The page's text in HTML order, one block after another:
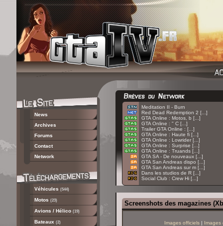
News
Archives
Forums
Contact
Network
Véhicules (544)
Motos (23)
Avions / Hélico (19)
Bateaux (2)
Meditation II - Burn
Red Dead Redemption 2 [...]
GTA Online : Motos, b [...]
GTA Online : " C [...]
Trailer GTA Online : [...]
GTA Online : Haute fi [...]
GTA Online : Lowrider [...]
GTA Online : Surprise [...]
GTA Online : Truands [...]
GTA SA - De nouveaux [...]
GTA San Andreas dispo [...]
GTA San Andreas sur m [...]
Dans les studios de R [...]
Social Club : Crew Hi [...]
Screenshots des magazines
Images officiels| Images